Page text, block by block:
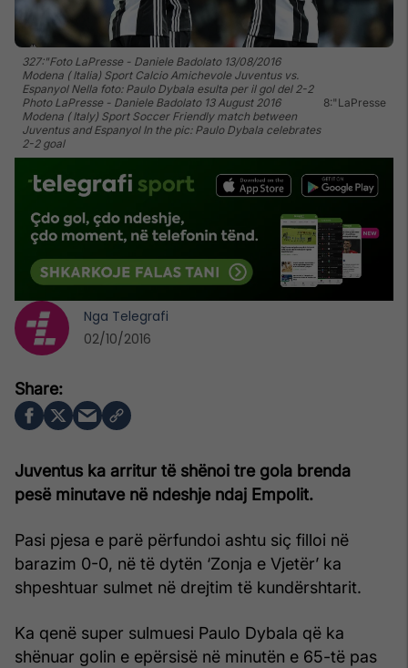
327:"Foto LaPresse - Daniele Badolato 13/08/2016
Modena ( Italia) Sport Calcio Amichevole Juventus vs.
Espanyol Nella foto: Paulo Dybala esulta per il gol del 2-2
Photo LaPresse - Daniele Badolato 13 August 2016
Modena ( Italy) Sport Soccer Friendly match between
Juventus and Espanyol In the pic: Paulo Dybala celebrates
2-2 goal
8:"LaPresse
Juventus ka arritur të shënoi tre gola brenda
pesë minutave në ndeshje ndaj Empolit.
Pasi pjesa e parë përfundoi ashtu siç filloi në
barazim 0-0, në të dytën ‘Zonja e Vjetër’ ka
shpeshtuar sulmet në drejtim të kundërshtarit.
Ka qenë super sulmuesi Paulo Dybala që ka
shënuar golin e epërsisë në minutën e 65-të pas
Nga Telegrafi
02/10/2016